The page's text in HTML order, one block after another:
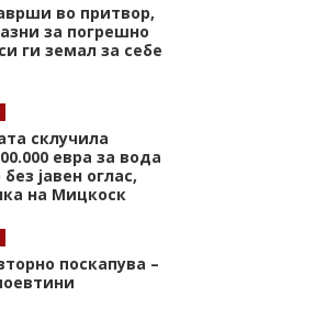
во притвор,
за погрешно
ги земал за себе
склучила
евра за вода
јавен оглас,
на Мицкоск
поскапува –